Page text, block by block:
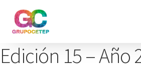
Edición 15 – Año